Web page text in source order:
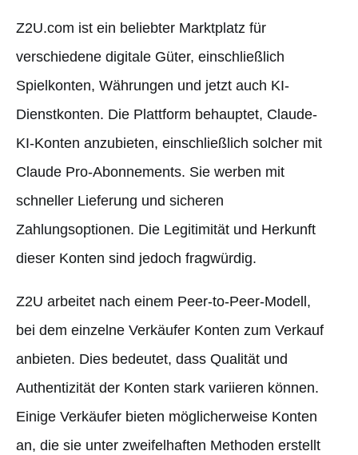
Z2U.com ist ein beliebter Marktplatz für
verschiedene digitale Güter, einschließlich
Spielkonten, Währungen und jetzt auch KI-
Dienstkonten. Die Plattform behauptet, Claude-
KI-Konten anzubieten, einschließlich solcher mit
Claude Pro-Abonnements. Sie werben mit
schneller Lieferung und sicheren
Zahlungsoptionen. Die Legitimität und Herkunft
dieser Konten sind jedoch fragwürdig.
Z2U arbeitet nach einem Peer-to-Peer-Modell,
bei dem einzelne Verkäufer Konten zum Verkauf
anbieten. Dies bedeutet, dass Qualität und
Authentizität der Konten stark variieren können.
Einige Verkäufer bieten möglicherweise Konten
an, die sie unter zweifelhaften Methoden erstellt